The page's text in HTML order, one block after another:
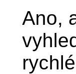
Ano,